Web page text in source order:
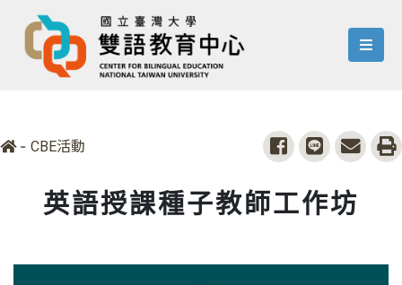
menu
- CBE活動 share to facebook
share to line
share
英語授課種子教師工作坊